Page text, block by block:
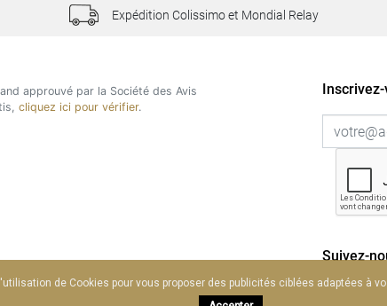
Expédition Colissimo et Mondial Relay
approuvé par la Société des Avis
cliquez ici pour vérifier.
Suivez-
de Cookies pour vous proposer des publicités ciblées adaptées à